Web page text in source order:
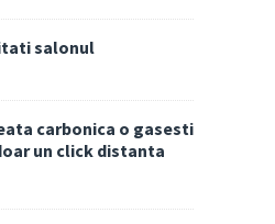
salonul
carbonica o gasesti
un click distanta